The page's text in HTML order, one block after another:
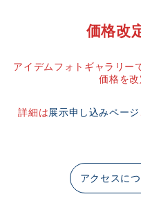
価格改
アイデムフォトギャラリー
価格を改
詳細は展示申し込みページ
アクセスに